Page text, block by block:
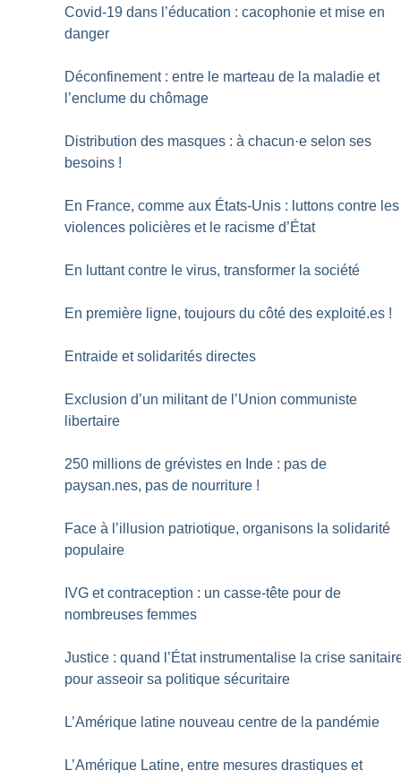
Covid-19 dans l’éducation : cacophonie et mise en
danger
Déconfinement : entre le marteau de la maladie et
l’enclume du chômage
Distribution des masques : à chacun·e selon ses
besoins !
En France, comme aux États-Unis : luttons contre les
violences policières et le racisme d’État
En luttant contre le virus, transformer la société
En première ligne, toujours du côté des exploité.es !
Entraide et solidarités directes
Exclusion d’un militant de l’Union communiste
libertaire
250 millions de grévistes en Inde : pas de
paysan.nes, pas de nourriture !
Face à l’illusion patriotique, organisons la solidarité
populaire
IVG et contraception : un casse-tête pour de
nombreuses femmes
Justice : quand l’État instrumentalise la crise
pour asseoir sa politique sécuritaire
L’Amérique latine nouveau centre de la pandémie
L’Amérique Latine, entre mesures drastiques et